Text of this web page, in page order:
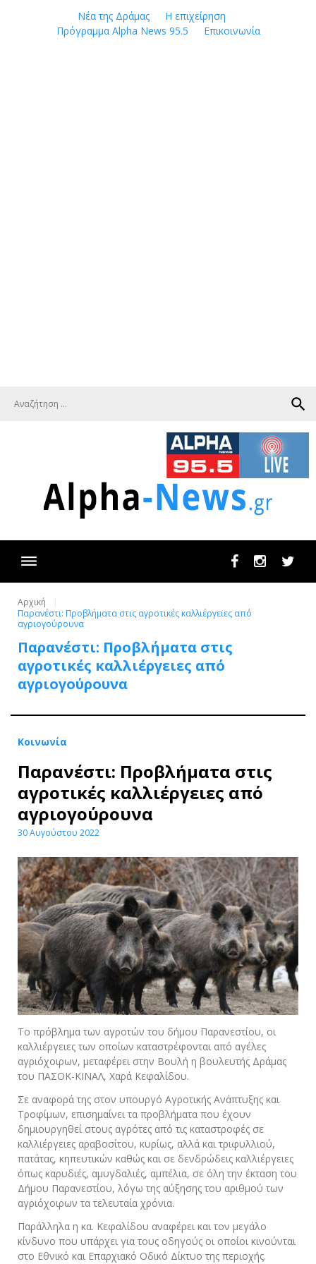
Νέα της Δράμας
Η επιχείρηση
Πρόγραμμα Alpha News 95.5
Επικοινωνία
search
FacebookInstagram
Αρχική
Παρανέστι: Προβλήματα στις αγροτικές καλλιέργειες από
αγριογούρουνα
Παρανέστι: Προβλήματα στις
αγροτικές καλλιέργειες από
αγριογούρουνα
Κοινωνία
Παρανέστι: Προβλήματα στις
αγροτικές καλλιέργειες από
αγριογούρουνα
30 Αυγούστου 2022
Το πρόβλημα των αγροτών του δήμου Παρανεστίου, οι
καλλιέργειες των οποίων καταστρέφονται από αγέλες
αγριόχοιρων, μεταφέρει στην Βουλή η βουλευτής Δράμας
του ΠΑΣΟΚ-ΚΙΝΑΛ, Χαρά Κεφαλίδου.
Σε αναφορά της στον υπουργό Αγροτικής Ανάπτυξης και
Τροφίμων, επισημαίνει τα προβλήματα που έχουν
δημιουργηθεί στους αγρότες από τις καταστροφές σε
καλλιέργειες αραβοσίτου, κυρίως, αλλά και τριφυλλιού,
πατάτας, κηπευτικών καθώς και σε δενδρώδεις καλλιέργειες
όπως καρυδιές, αμυγδαλιές, αμπέλια, σε όλη την έκταση του
Δήμου Παρανεστίου, λόγω της αύξησης του αριθμού των
αγριόχοιρων τα τελευταία χρόνια.
Παράλληλα η κα. Κεφαλίδου αναφέρει και τον μεγάλο
κίνδυνο που υπάρχει για τους οδηγούς οι οποίοι κινούνται
στο Εθνικό και Επαρχιακό Οδικό Δίκτυο της περιοχής.